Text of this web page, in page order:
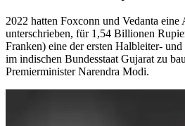
2022 hatten Foxconn und Vedanta eine
unterschrieben, für 1,54 Billionen
Franken) eine der ersten Halbleiter-
im indischen Bundesstaat Gujarat zu
Premierminister Narendra Modi.